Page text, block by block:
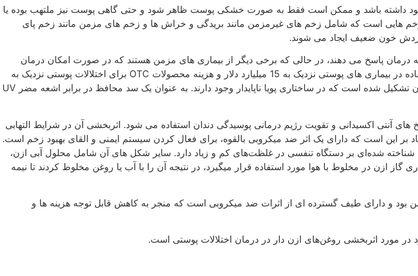
داشته باشد و ممکن است فقط به صورت خشکی پوست ظاهر شود و حتی گاهی پوست نیز ملتهب بوده یا
هایی است که شامل زخم های غیرمزمن مانند بریدگی و خراش ها و زخم های مزمن مانند زخم پای
خون ضعیف ایجاد می شوند.
درمان پاسخ می دهند، در حالی که برخی دیگر از بیماری های مزمن هستند که در صورت امکان درمان
فقط علائم کاهش می یابد. AAD گزارش داد که در سال 2013 هزینه داروهای تجویزی مورد استفاده در بیماری های پوستی نزدیک به 15 میلیارد دلار و هزینه محصولات OTC برای اختلالات پوستی نزدیک به
10 میلیارد دلار بوده است. ازن (O3) گازی است که در قرن نوزدهم کشف شد. از سه اتم اکسیژن تشکیل شده است که در ساختاری پویا ناپایدار وجود دارند. به عنوان یک سد محافظ در برابر اشعه مضر UV
اکسیدانی و تقویت رژیم درمانی پوسیدگی دندان استفاده می شود. اثربخشی آن در شرایط التهابی
بر این است که دارای یک اثر ضد میکروبی بالقوه، برای فعال کردن سیستم ایمنی و القای بهبود زخم است.
شناخته شده‌ای بر دستگاه تنفسی در غلظت‌های کم و زیاد دارد. سایر شکل های آن شامل محلول آبی ازن،
ازن در مخلوط با هوا مورد استفاده قرار میگیرد، در نتیجه آن را با آب یا روغن مخلوط کردند تا نیمه
بود و دارای طیف گسترده ای از اثرات ضد میکروبی است که منجر به کاهش قابل توجه هزینه ها و
مورد اثربخشی روغن‌های ازن دار در درمان اختلالات پوستی است.